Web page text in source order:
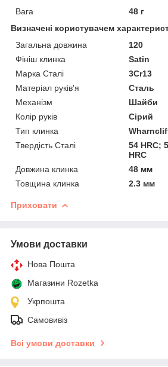
Вага
48 г
Визначені користувачем
Загальна довжина
120
Фініш клинка
Satin
Марка Сталі
3Cr13
Матеріал руків'я
Сталь
Механізм
Шайби
Колір руків
Сірий
Тип клинка
Твердість Сталі
54 HRC;
HRC
Довжина клинка
48 мм
Товщина клинка
2.3 мм
Приховати
Умови доставки
Нова Пошта
Магазини Rozetka
Укрпошта
Самовивіз
Всі умови доставки